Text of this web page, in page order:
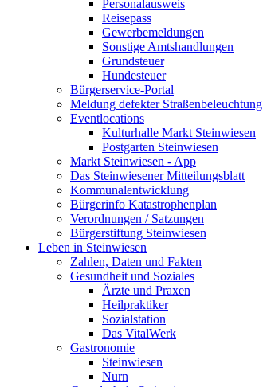
Personalausweis
Reisepass
Gewerbemeldungen
Sonstige Amtshandlungen
Grundsteuer
Hundesteuer
Bürgerservice-Portal
Meldung defekter Straßenbeleuchtung
Eventlocations
Kulturhalle Markt Steinwiesen
Postgarten Steinwiesen
Markt Steinwiesen - App
Das Steinwiesener Mitteilungsblatt
Kommunalentwicklung
Bürgerinfo Katastrophenplan
Verordnungen / Satzungen
Bürgerstiftung Steinwiesen
Leben in Steinwiesen
Zahlen, Daten und Fakten
Gesundheit und Soziales
Ärzte und Praxen
Heilpraktiker
Sozialstation
Das VitalWerk
Gastronomie
Steinwiesen
Nurn